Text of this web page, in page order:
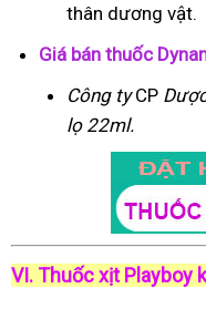
thân dương vật.
Giá bán thuốc
Công tyCP
lọ 22ml.
VI. Thuốc xịt Playboy